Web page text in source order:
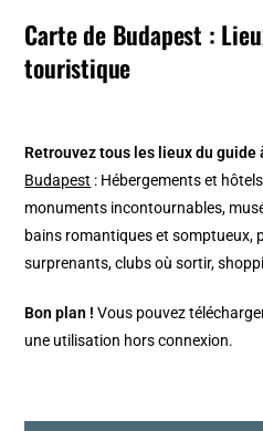
Carte de Budapest :
touristique
Retrouvez tous les lieux du guide
Budapest : Hébergements et
monuments incontournables,
bains romantiques et somptueux,
surprenants, clubs où sortir,
Bon plan ! Vous pouvez
une utilisation hors connexion.